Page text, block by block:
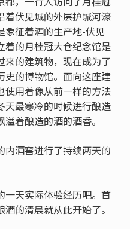
着伏见城的外层护城河濠
象征着酒的生产地-伏见
着的月桂冠大仓纪念馆是
来的建筑物，现在成为了
史的博物馆。面向这座建
使用着像从前一样的方法
天最寒冷的时候进行酿造
溢着酿造的酒的酒香。
内酒窖进行了持续两天的
一天实际体验经历吧。首
的清晨就从此开始了。